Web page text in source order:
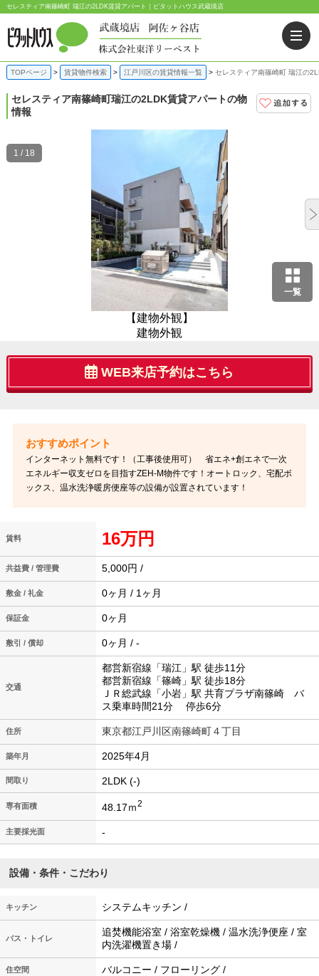
セレスティア南篠崎町 瑞江の2LDK賃貸アパート｜ピタットハウス武蔵境店
TOPページ 賃貸物件検索 江戸川区の賃貸情報一覧 セレスティア南篠崎町 瑞江の
セレスティア南篠崎町瑞江の2LDK賃貸アパートの物
情報
一覧
【建物外観】
建物外観
1 / 18
WEB来店予約はこちら
インターネット無料です！（工事後使用可） 省エネ+創エネで一次
エネルギー収支ゼロを目指すZEH-M物件です！オートロック、宅配ボ
ックス、温水洗浄暖房便座等の設備が設置されています！
賃料 16万円
共益費 / 管理費 5,000円 /
敷金 / 礼金 0ヶ月 / 1ヶ月
保証金 0ヶ月
敷引 / 償却 0ヶ月 / -
交通
都営新宿線「瑞江」駅 徒歩11分
都営新宿線「篠崎」駅 徒歩18分
ＪＲ総武線「小岩」駅 共育プラザ南篠崎 バ
ス乗車時間21分 停歩6分
住所 東京都江戸川区南篠崎町４丁目
築年月 2025年4月
間取り 2LDK (-)
専有面積 48.17ｍ2
主要採光面 -
設備・条件・こだわり
キッチン システムキッチン /
バス・トイレ
追焚機能浴室 / 浴室乾燥機 / 温水洗浄便座 / 室
内洗濯機置き場 /
住空間 バルコニー / フローリング /